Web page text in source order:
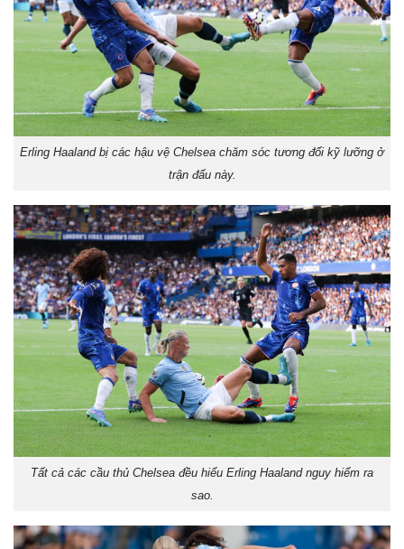
Erling Haaland bị các hậu vệ Chelsea chăm sóc tương đối kỹ lưỡng ở
trận đấu này.
Tất cả các cầu thủ Chelsea đều hiểu Erling Haaland nguy hiểm ra
sao.